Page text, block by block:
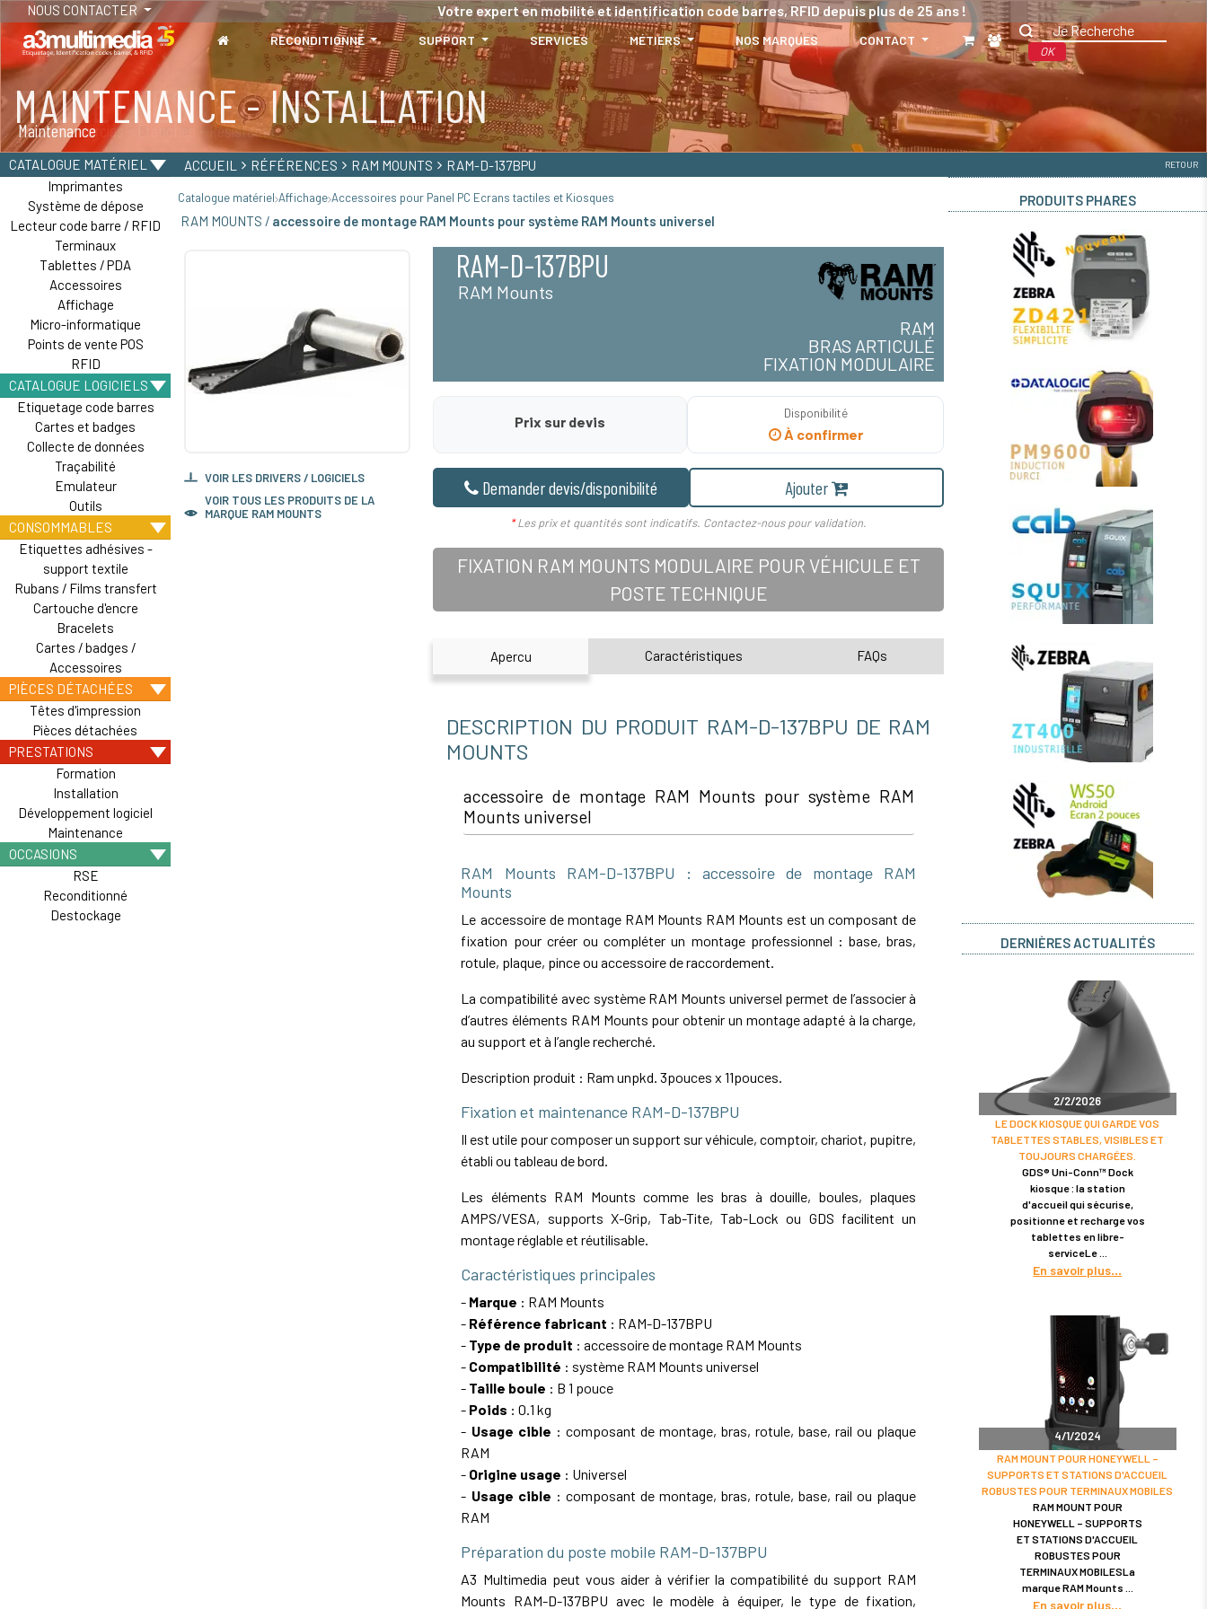
NOUS CONTACTER Votre expert en mobilité et identification code barres, RFID depuis plus de 25 ans !
RECONDITIONNÉ SUPPORT SERVICES MÉTIERS NOS MARQUES CONTACT
OK
MAINTENANCE - INSTALLATION
Maintenance
TABLETTES
Tablettes durcies - Étanches - Résistantes
CATALOGUE MATÉRIEL
Imprimantes
Système de dépose
Lecteur code barre / RFID
Terminaux
Tablettes / PDA
Accessoires
Affichage
Micro-informatique
Points de vente POS
RFID
CATALOGUE LOGICIELS
Etiquetage code barres
Cartes et badges
Collecte de données
Traçabilité
Emulateur
Outils
CONSOMMABLES
Etiquettes adhésives -
support textile
Rubans / Films transfert
Cartouche d'encre
Bracelets
Cartes / badges /
Accessoires
PIÈCES DÉTACHÉES
Têtes d'impression
Pièces détachées
PRESTATIONS
Formation
Installation
Développement logiciel
Maintenance
OCCASIONS
RSE
Reconditionné
Destockage
ACCUEIL RÉFÉRENCES RAM MOUNTS RAM-D-137BPU RETOUR
Catalogue matériel Affichage Accessoires pour Panel PC Ecrans tactiles et Kiosques
RAM MOUNTS / accessoire de montage RAM Mounts pour système RAM Mounts universel
VOIR LES DRIVERS / LOGICIELS
VOIR TOUS LES PRODUITS DE LA
MARQUE RAM MOUNTS
RAM-D-137BPU
RAM Mounts
RAM
BRAS ARTICULÉ
FIXATION MODULAIRE
Prix sur devis
Disponibilité
À confirmer
Demander devis/disponibilité Ajouter
*Les prix et quantités sont indicatifs. Contactez-nous pour validation.
FIXATION RAM MOUNTS MODULAIRE POUR VÉHICULE ET
POSTE TECHNIQUE
Apercu Caractéristiques FAQs
DESCRIPTION DU PRODUIT RAM-D-137BPU DE RAM
MOUNTS
accessoire de montage RAM Mounts pour système RAM
Mounts universel
RAM Mounts RAM-D-137BPU : accessoire de montage RAM
Mounts
Le accessoire de montage RAM Mounts RAM Mounts est un composant de
fixation pour créer ou compléter un montage professionnel : base, bras,
rotule, plaque, pince ou accessoire de raccordement.
La compatibilité avec système RAM Mounts universel permet de l’associer à
d’autres éléments RAM Mounts pour obtenir un montage adapté à la charge,
au support et à l’angle recherché.
Description produit : Ram unpkd. 3pouces x 11pouces.
Fixation et maintenance RAM-D-137BPU
Il est utile pour composer un support sur véhicule, comptoir, chariot, pupitre,
établi ou tableau de bord.
Les éléments RAM Mounts comme les bras à douille, boules, plaques
AMPS/VESA, supports X-Grip, Tab-Tite, Tab-Lock ou GDS facilitent un
montage réglable et réutilisable.
Caractéristiques principales
- Marque : RAM Mounts
- Référence fabricant : RAM-D-137BPU
- Type de produit : accessoire de montage RAM Mounts
- Compatibilité : système RAM Mounts universel
- Taille boule : B 1 pouce
- Poids : 0.1 kg
- Usage cible : composant de montage, bras, rotule, base, rail ou plaque
RAM
- Origine usage : Universel
- Usage cible : composant de montage, bras, rotule, base, rail ou plaque
RAM
Préparation du poste mobile RAM-D-137BPU
A3 Multimedia peut vous aider à vérifier la compatibilité du support RAM
Mounts RAM-D-137BPU avec le modèle à équiper, le type de fixation,
PRODUITS PHARES
DERNIÈRES ACTUALITÉS
2/2/2026
LE DOCK KIOSQUE QUI GARDE VOS
TABLETTES STABLES, VISIBLES ET
TOUJOURS CHARGÉES.
GDS® Uni-Conn™ Dock
kiosque : la station
d'accueil qui sécurise,
positionne et recharge vos
tablettes en libre-
serviceLe
En savoir plus
4/1/2024
RAM MOUNT POUR HONEYWELL –
SUPPORTS ET STATIONS D'ACCUEIL
ROBUSTES POUR TERMINAUX MOBILES
RAM MOUNT POUR
HONEYWELL – SUPPORTS
ET STATIONS D'ACCUEIL
ROBUSTES POUR
TERMINAUX MOBILESLa
marque RAM Mounts
En savoir plus